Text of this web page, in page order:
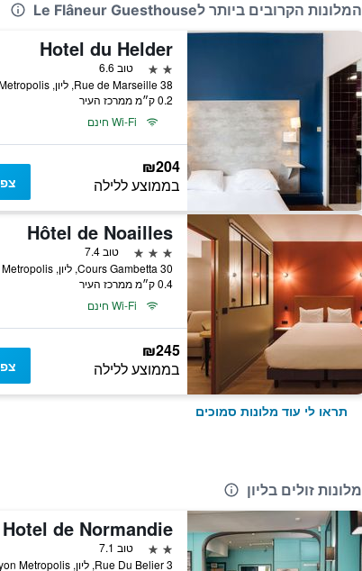
המלונות הקרובים ביותר לLe Flâneur Guesthouse
Hotel du Helder
2 כוכבים
טוב 6.6
38 Rue de Marseille, ליון, Lyon Metropolis, צרפת
0.2 ק״מ ממרכז העיר
Wi-Fi חינם
₪204
בממוצע ללילה
Hôtel de Noailles
3 כוכבים
טוב 7.4
30 Cours Gambetta, ליון, Lyon Metropolis, צרפת
0.4 ק״מ ממרכז העיר
Wi-Fi חינם
₪245
בממוצע ללילה
תראו לי עוד מלונות סמוכים
מלונות זולים בליון
Hotel de Normandie
2 כוכבים
טוב 7.1
3 Rue Du Belier, ליון, Lyon Metropolis, צרפת